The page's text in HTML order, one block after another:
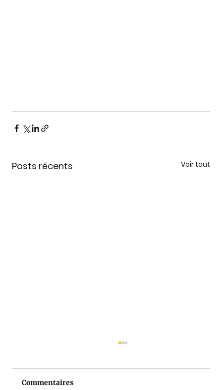
Posts récents Voir tout
Commentaires